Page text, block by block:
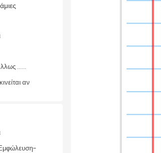
......
αν